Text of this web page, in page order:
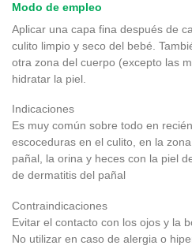
Modo de empleo
Aplicar una capa fina después de
culito limpio y seco del bebé.
otra zona del cuerpo (excepto las
hidratar la piel.
Indicaciones
Es muy común sobre todo en
escoceduras en el culito, en la
pañal, la orina y heces con la piel
de dermatitis del pañal
Contraindicaciones
Evitar el contacto con los ojos y la
No utilizar en caso de alergia o